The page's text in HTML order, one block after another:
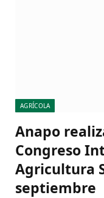
AGRÍCOLA
Anapo
Congreso
Agricultura
septiembre